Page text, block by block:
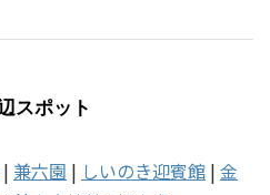
スポット
| 兼六園 | しいのき迎賓館 | 金